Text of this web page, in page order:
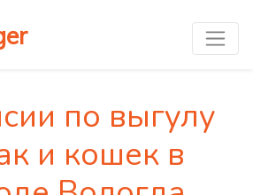
по выгулу
и кошек в